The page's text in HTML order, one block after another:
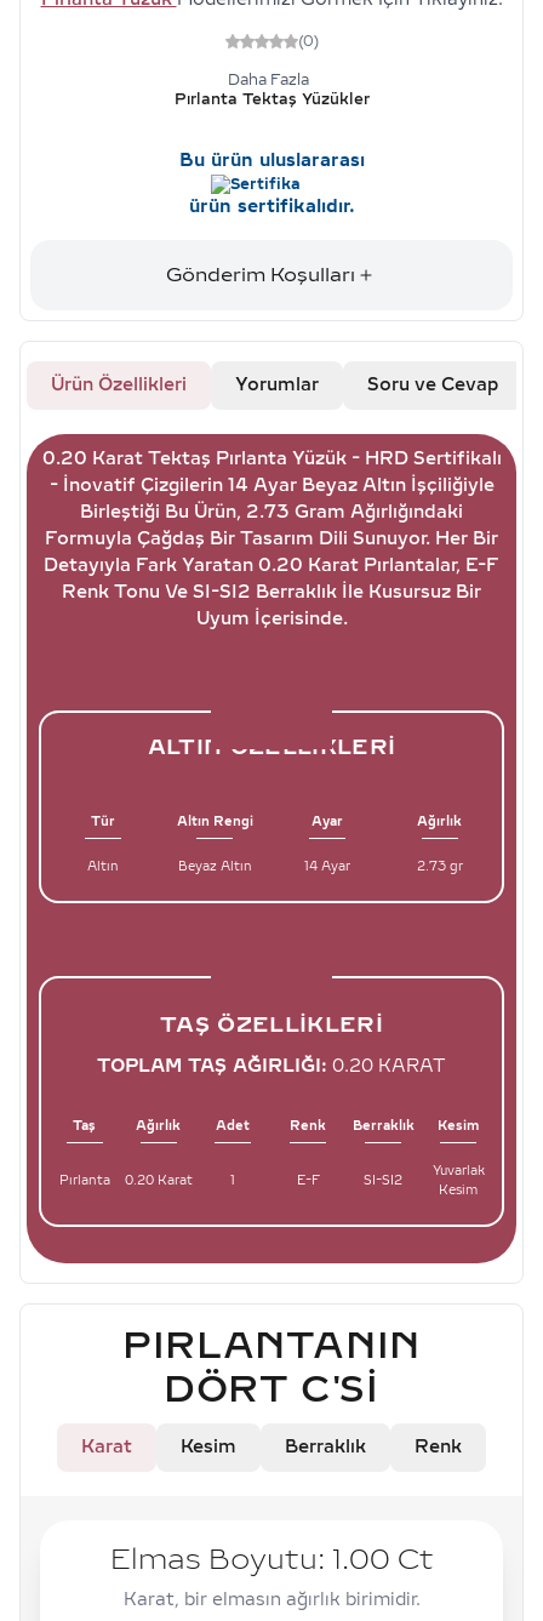
(0)
Daha Fazla
Pırlanta Tektaş Yüzükler
Bu ürün uluslararası
ürün sertifikalıdır.
Gönderim Koşulları
Ürün Özellikleri Yorumlar Soru ve Cevap
0.20 Karat Tektaş Pırlanta Yüzük - HRD Sertifikalı
- İnovatif Çizgilerin 14 Ayar Beyaz Altın İşçiliğiyle
Birleştiği Bu Ürün, 2.73 Gram Ağırlığındaki
Formuyla Çağdaş Bir Tasarım Dili Sunuyor. Her Bir
Detayıyla Fark Yaratan 0.20 Karat Pırlantalar, E-F
Renk Tonu Ve SI-SI2 Berraklık İle Kusursuz Bir
Uyum İçerisinde.
ALTIN ÖZELLIKLERI
Tür Altın Rengi Ayar Ağırlık
Altın Beyaz Altın 14 Ayar 2.73 gr
TAŞ ÖZELLIKLERI
TOPLAM TAŞ AĞIRLIĞI: 0.20 KARAT
Taş Ağırlık Adet Renk Berraklık Kesim
Pırlanta 0.20 Karat 1 E-F SI-SI2
Yuvarlak
Kesim
PIRLANTANIN
DÖRT C'SI
Karat Kesim Berraklık Renk
Elmas Boyutu: 1.00 Ct
Karat, bir elmasın ağırlık birimidir.